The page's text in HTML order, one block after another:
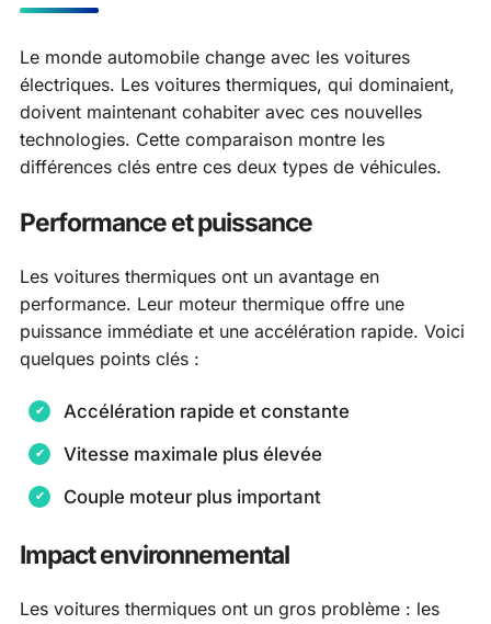
Le monde automobile change avec les voitures
électriques. Les voitures thermiques, qui dominaient,
doivent maintenant cohabiter avec ces nouvelles
technologies. Cette comparaison montre les
différences clés entre ces deux types de véhicules.
Performance et puissance
Les voitures thermiques ont un avantage en
performance. Leur moteur thermique offre une
puissance immédiate et une accélération rapide. Voici
quelques points clés :
Accélération rapide et constante
Vitesse maximale plus élevée
Couple moteur plus important
Impact environnemental
Les voitures thermiques ont un gros problème : les